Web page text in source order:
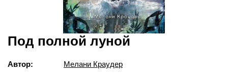
Под полной луной
Автор: Мелани Краудер